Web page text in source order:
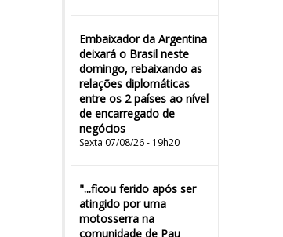
Embaixador da Argentina
deixará o Brasil neste
domingo, rebaixando as
relações diplomáticas
entre os 2 países ao nível
de encarregado de
negócios
Sexta 07/08/26 - 19h20
"...ficou ferido após ser
atingido por uma
motosserra na
comunidade de Pau